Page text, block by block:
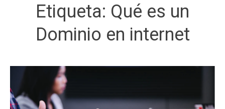
Etiqueta: Qué es un
Dominio en internet